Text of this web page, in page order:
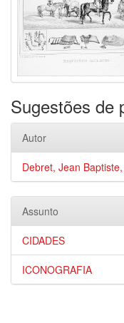
Sugestões de
Autor
Debret, Jean
Assunto
CIDADES
ICONOGRAFIA